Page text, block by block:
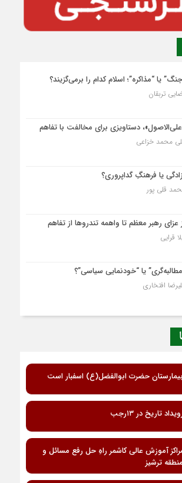
یا “مذاکره”؛ اسلام کدام را برمی‌گزیند؟
تربقان
دستاویزی برای مخالفت با تفاهم
محمد خزاعی
یا فرهنگِ گداپروری؟
قلی پور
عزای رهبر معظم تا واهمه تندروها از تفاهم
قرایی
یا “خودنمایی سیاسی”؟
افتخاری
حضرت ابوالفضل(ع) اسفبار است
تاریخ در ۱۳رجب
آموزش عالی کاشمر راهِ حل رفع مسائل و
ترشیز